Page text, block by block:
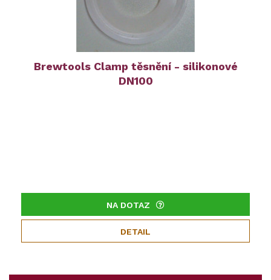
Brewtools Clamp těsnění - silikonové
DN100
NA DOTAZ
DETAIL